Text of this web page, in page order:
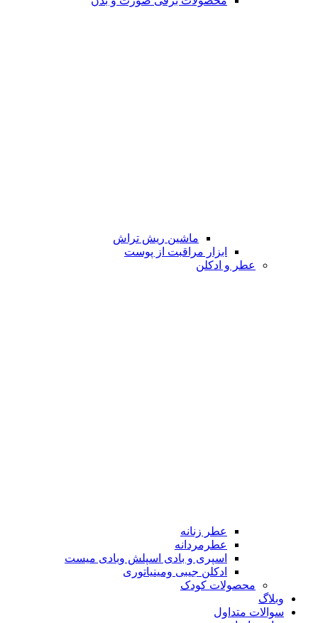
ماشین ریش تراش
ابزار مراقبت از پوست
عطر و ادکلن
عطر زنانه
عطرمردانه
اسپری و بادی اسپلش وبادی میست
ادکلن جیبی ومینیاتوری
محصولات کودک
وبلاگ
سوالات متداول